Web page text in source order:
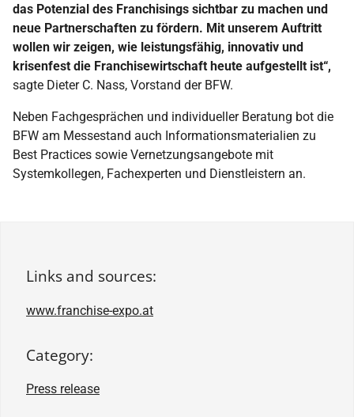
das Potenzial des Franchisings sichtbar zu machen und
neue Partnerschaften zu fördern. Mit unserem Auftritt
wollen wir zeigen, wie leistungsfähig, innovativ und
krisenfest die Franchisewirtschaft heute aufgestellt ist“,
sagte Dieter C. Nass, Vorstand der BFW.
Neben Fachgesprächen und individueller Beratung bot die
BFW am Messestand auch Informationsmaterialien zu
Best Practices sowie Vernetzungsangebote mit
Systemkollegen, Fachexperten und Dienstleistern an.
Links and sources:
www.franchise-expo.at
Category:
Press release